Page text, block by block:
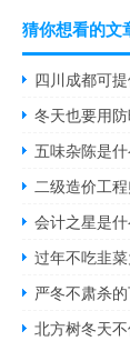
猜你想看的文
四川成都可
冬天也要用
五味杂陈是
二级造价工
会计之星是
过年不吃韭
严冬不肃杀
北方树冬天